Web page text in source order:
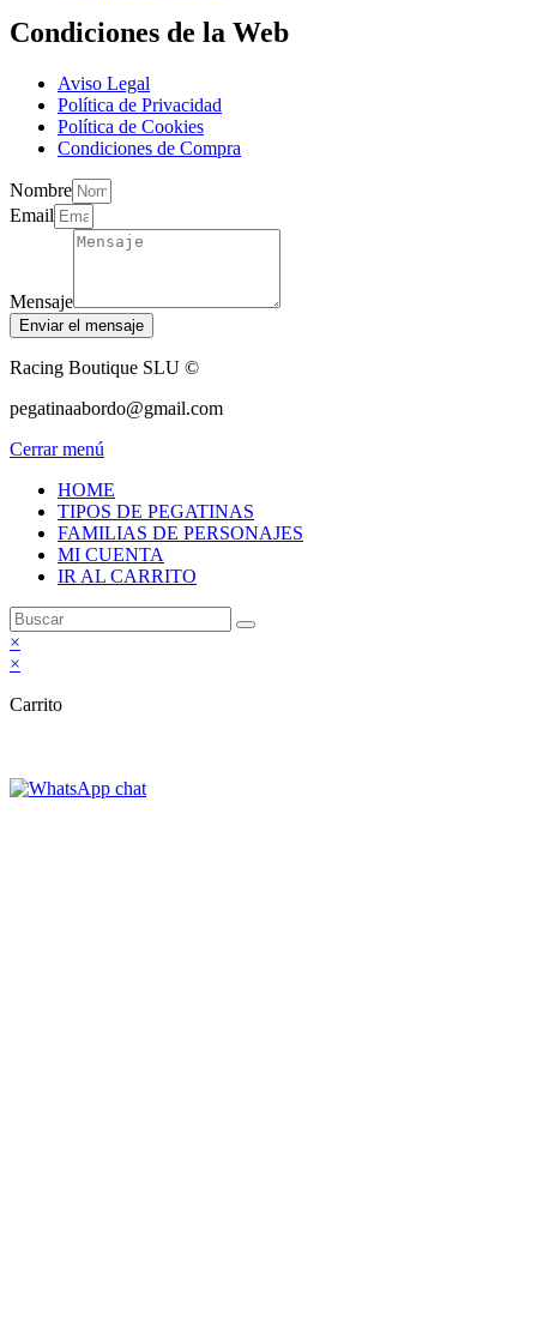
Condiciones de la Web
Aviso Legal
Política de Privacidad
Política de Cookies
Condiciones de Compra
Nombre
Email
Mensaje
Enviar el mensaje
Racing Boutique SLU ©
pegatinaabordo@gmail.com
Cerrar menú
HOME
TIPOS DE PEGATINAS
FAMILIAS DE PERSONAJES
MI CUENTA
IR AL CARRITO
×
×
Carrito